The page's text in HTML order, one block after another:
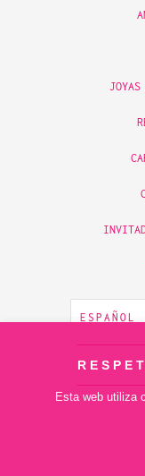
ESPAÑOL
© 2026
Esta web utiliza